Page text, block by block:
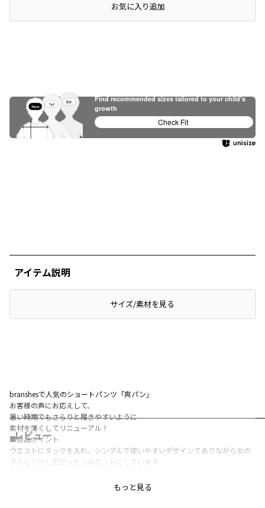
レビュー
店頭在庫を確認するお気に入り追加
アイテム説明
サイズ/素材を見る
branshesで人気のショートパンツ「爽パン」
お客様の声にお応えして、
暑い時期でもさらりと履きやすいように
素材を薄くしてリニューアル！
■商品ポイント
ウエストにタックを入れ、シンプルで使いやすいデザインでありながら女の
子らしい少し広がったシルエットにしています
シワになりにくく扱いやすい素材！もっと見る
Find recommended sizes tailored to your child's
growth
Check Fit